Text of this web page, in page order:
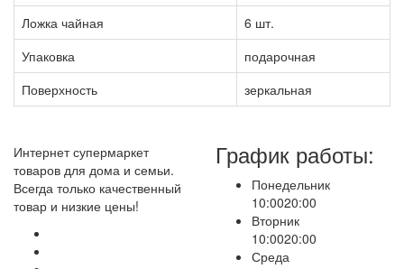
Ложка чайная
6 шт.
Упаковка
подарочная
Поверхность
зеркальная
Интернет супермаркет
товаров для дома и семьи.
Всегда только качественный
товар и низкие цены!
График работы:
Понедельник
10:0020:00
Вторник
10:0020:00
Среда